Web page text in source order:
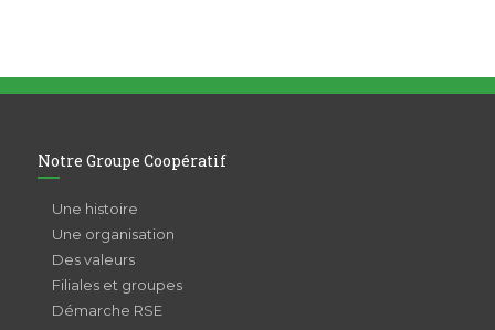
Notre Groupe Coopératif
Une histoire
Une organisation
Des valeurs
Filiales et groupes
Démarche RSE